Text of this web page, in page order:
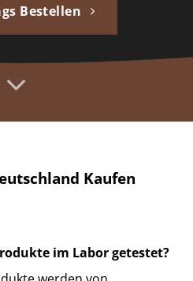
Bestellen
Kaufen
im Labor getestet?